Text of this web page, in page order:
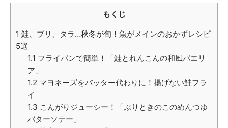
もくじ
1 鮭、ブリ、タラ…秋冬が旬！魚がメインのおかずレシピ
5選
1.1 フライパンで簡単！「鮭とれんこんの和風パエリ
ア」
1.2 マヨネーズをバッター代わりに！揚げない鮭フラ
イ
1.3 こんがりジューシー！「ぶりときのこのめんつゆ
バターソテー」